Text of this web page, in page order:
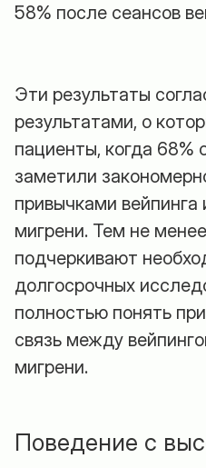
58% после сеансов
Эти результаты
результатами, о
пациенты, когда
заметили
привычками вейпинга
мигрени. Тем не
подчеркивают
долгосрочных
полностью понять
связь между
мигрени.
Поведение с